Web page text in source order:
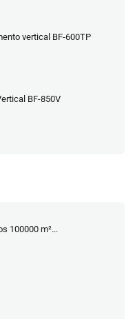
vertical BF-600TP
BF-850V
100000 m²...